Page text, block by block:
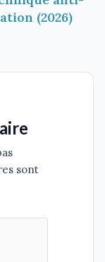
(2026)
sont